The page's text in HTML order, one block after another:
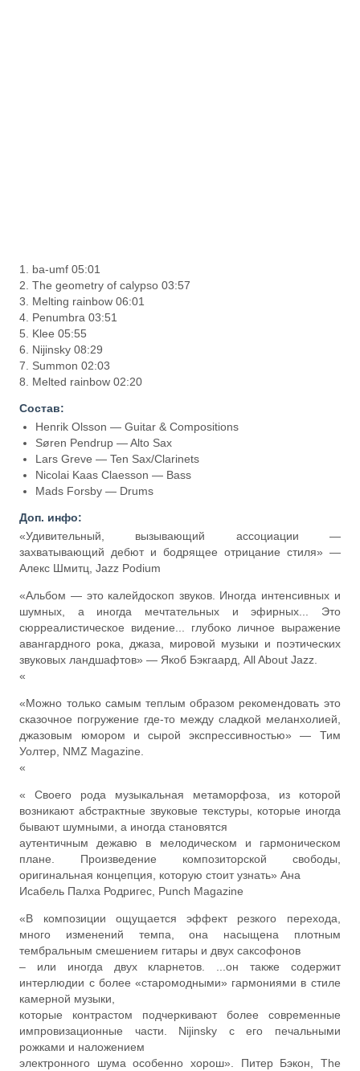
1. ba-umf 05:01
2. The geometry of calypso 03:57
3. Melting rainbow 06:01
4. Penumbra 03:51
5. Klee 05:55
6. Nijinsky 08:29
7. Summon 02:03
8. Melted rainbow 02:20
Состав:
Henrik Olsson — Guitar & Compositions
Søren Pendrup — Alto Sax
Lars Greve — Ten Sax/Clarinets
Nicolai Kaas Claesson — Bass
Mads Forsby — Drums
Доп. инфо:
«Удивительный, вызывающий ассоциации —
захватывающий дебют и бодрящее отрицание стиля» —
Алекс Шмитц, Jazz Podium
«Альбом — это калейдоскоп звуков. Иногда интенсивных и
шумных, а иногда мечтательных и эфирных... Это
сюрреалистическое видение... глубоко личное выражение
авангардного рока, джаза, мировой музыки и поэтических
звуковых ландшафтов» — Якоб Бэкгаард, All About Jazz.
«
«Можно только самым теплым образом рекомендовать это
сказочное погружение где-то между сладкой меланхолией,
джазовым юмором и сырой экспрессивностью» — Тим
Уолтер, NMZ Magazine.
«
« Своего рода музыкальная метаморфоза, из которой
возникают абстрактные звуковые текстуры, которые иногда
бывают шумными, а иногда становятся
аутентичным дежавю в мелодическом и гармоническом
плане. Произведение композиторской свободы,
оригинальная концепция, которую стоит узнать» Ана
Исабель Палха Родригес, Punch Magazine
«В композиции ощущается эффект резкого перехода,
много изменений темпа, она насыщена плотным
тембральным смешением гитары и двух саксофонов
– или иногда двух кларнетов. ...он также содержит
интерлюдии с более «старомодными» гармониями в стиле
камерной музыки,
которые контрастом подчеркивают более современные
импровизационные части. Nijinsky с его печальными
рожками и наложением
электронного шума особенно хорош». Питер Бэкон, The